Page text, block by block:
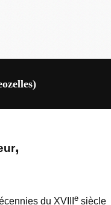
,
du XVIII e siècle